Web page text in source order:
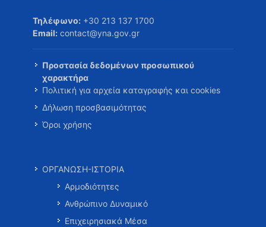
Τηλέφωνο: +30 213 137 1700
Email: contact@yna.gov.gr
Προστασία δεδομένων προσωπικού
χαρακτήρα
Πολιτική για αρχεία καταγραφής και cookies
Δήλωση προσβασιμότητας
Όροι χρήσης
ΟΡΓΑΝΩΣΗ-ΙΣΤΟΡΙΑ
Αρμοδιότητες
Ανθρώπινο Δυναμικό
Επιχειρησιακά Μέσα